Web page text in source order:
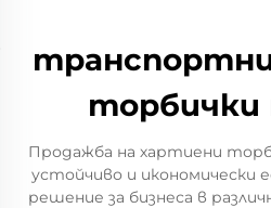
торбички
Продажба на хартиени
устойчиво и икономически
решение за бизнеса в